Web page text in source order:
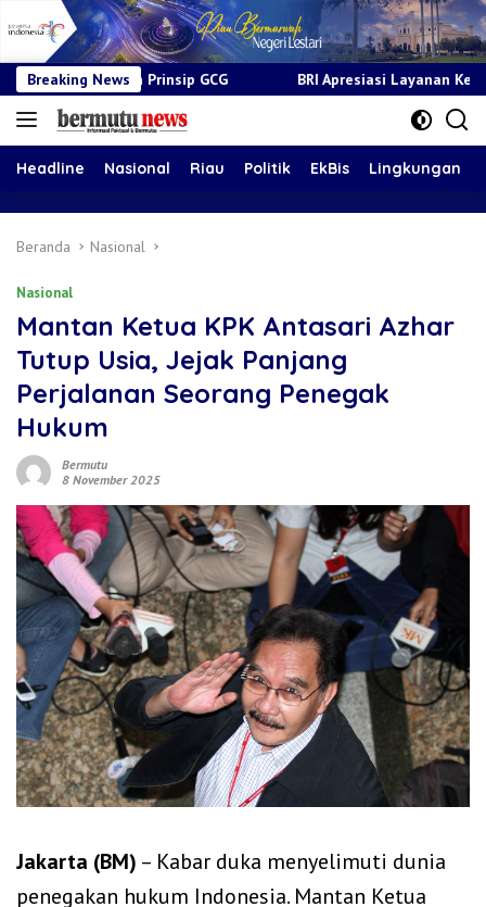
Breaking News
GCG BRI Apresiasi Layanan Kepada Pensiunan Jadi
Headline Nasional Riau Politik EkBis Lingkungan
Beranda Nasional
Nasional
Mantan Ketua KPK Antasari Azhar
Tutup Usia, Jejak Panjang
Perjalanan Seorang Penegak
Hukum
Bermutu
8 November 2025
Jakarta (BM) – Kabar duka menyelimuti dunia
penegakan hukum Indonesia. Mantan Ketua